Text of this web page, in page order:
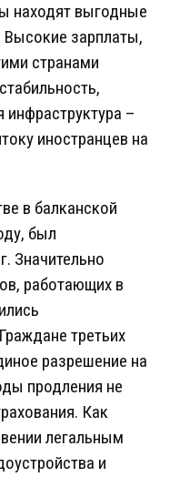
находят выгодные
Высокие зарплаты,
странами
инфраструктура –
иностранцев на
в балканской
был
Значительно
работающих в
третьих
разрешение на
продления не
Как
легальным
и